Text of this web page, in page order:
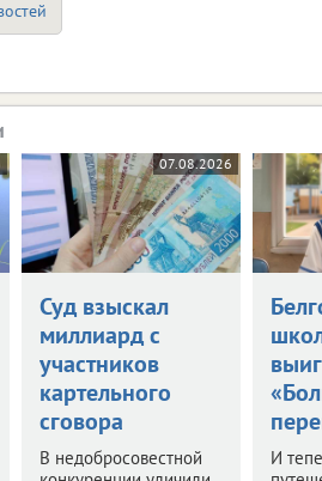
07.08.2026
Суд взыскал
миллиард с
участников
картельного
сговора
В недобросовестной
И